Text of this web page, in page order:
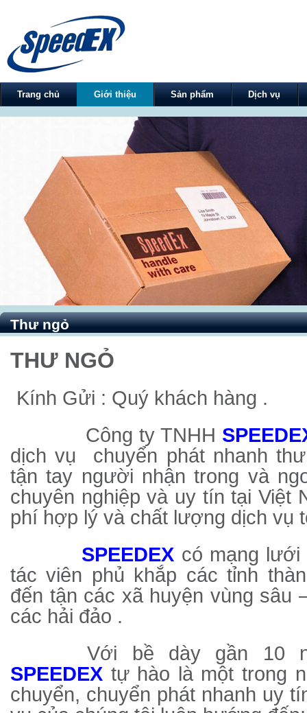
Trang chủ Giới thiệu Sản phẩm Dịch vụ
Thư ngỏ
THƯ NGỎ
Kính Gửi : Quý khách hàng .
Công ty TNHH
dịch vụ chuyển phát nhanh
tận tay người nhận trong và
chuyên nghiệp và uy tín tại Việt
phí hợp lý và chất lượng dịch vụ
SPEEDEX có mạng lưới
tác viên phủ khắp các tỉnh
đến tận các xã huyện vùng sâu
các hải đảo .
Với bề dày gần 10
SPEEDEX tự hào là một trong
chuyển, chuyển phát nhanh uy